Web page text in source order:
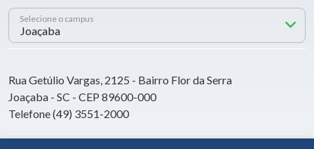
Selecione o campus
Rua Getúlio Vargas, 2125 - Bairro Flor da Serra
Joaçaba - SC - CEP 89600-000
Telefone (49) 3551-2000